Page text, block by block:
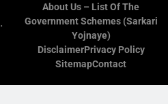
.
About Us – List Of The
Government Schemes (Sarkari
Yojnaye)
DisclaimerPrivacy Policy
SitemapContact